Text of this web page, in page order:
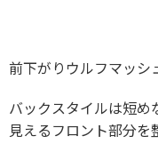
前下がりウルフマッシ
バックスタイルは短
見えるフロント部分を